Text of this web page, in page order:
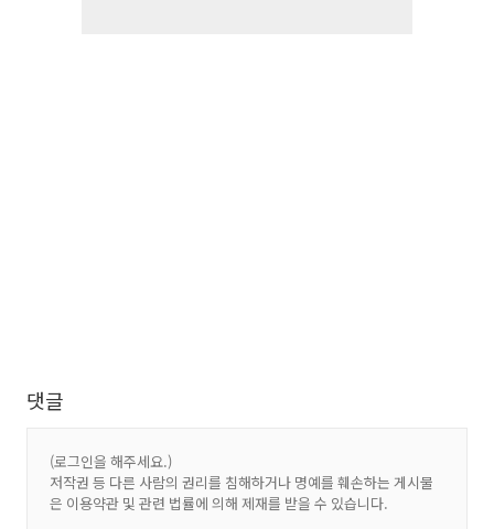
댓글